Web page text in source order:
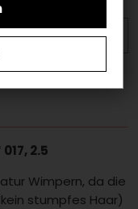
2.5
Wimpern, da die
stumpfes Haar)